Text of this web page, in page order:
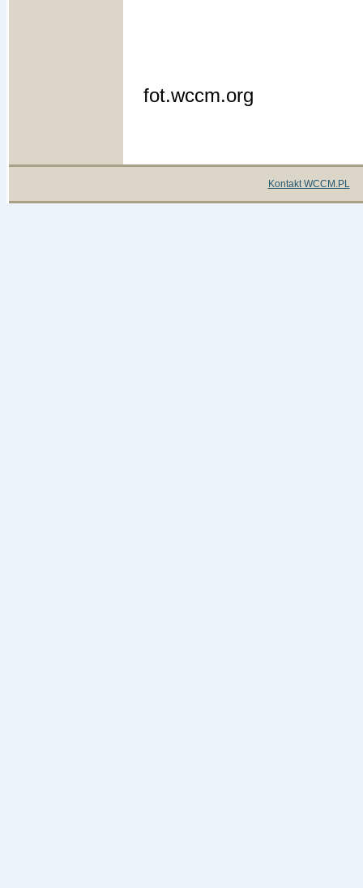
fot.wccm.org
Kontakt WCCM.PL